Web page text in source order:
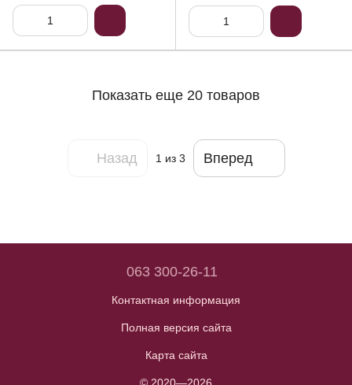
Показать еще 20 товаров
Назад 1 из 3 Вперед
063 300-26-11
Контактная информация
Полная версия сайта
Карта сайта
© 2020—2026